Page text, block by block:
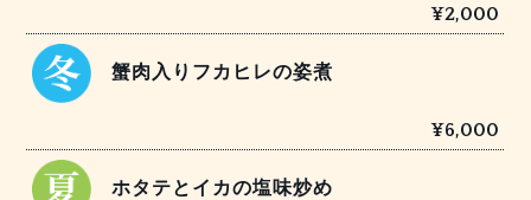
¥2,000
蟹肉入りフカヒレの姿煮
¥6,000
ホタテとイカの塩味炒め